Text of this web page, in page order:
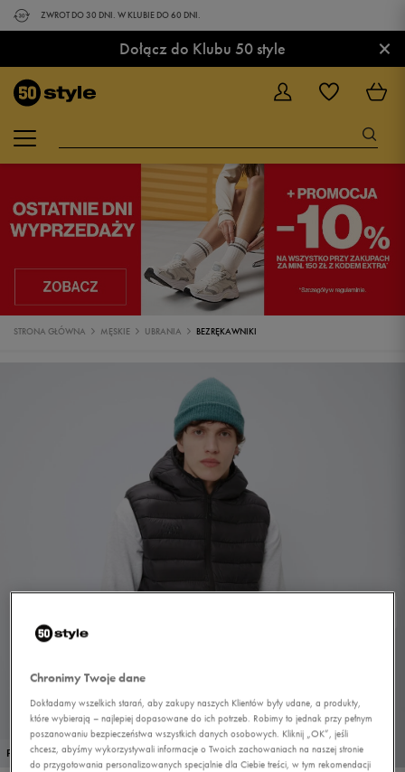
ZWROT DO 30 DNI. W KLUBIE DO 60 DNI.
Dołącz do Klubu 50 style ×
STRONA GŁÓWNA MĘSKIE UBRANIA BEZRĘKAWNIKI
PROMO: DO -30%
Chronimy Twoje dane
Dokładamy wszelkich starań, aby zakupy naszych Klientów były udane, a produkty,
które wybierają – najlepiej dopasowane do ich potrzeb. Robimy to jednak przy pełnym
poszanowaniu bezpieczeństwa wszystkich danych osobowych. Kliknij „OK”, jeśli
chcesz, abyśmy wykorzystywali informacje o Twoich zachowaniach na naszej stronie
do przygotowania personalizowanych specjalnie dla Ciebie treści, w tym rekomendacji